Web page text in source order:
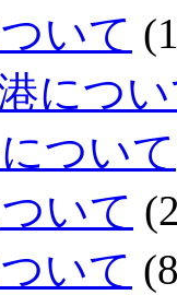
いて
につ
ついて
いて
いて